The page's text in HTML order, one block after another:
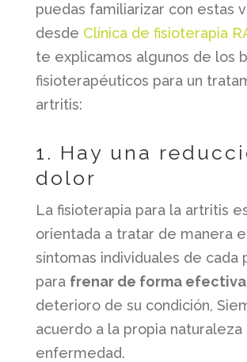
puedas familiarizar con estas
desde Clínica de fisioterapia
te explicamos algunos de los
fisioterapéuticos para un
artritis:
1. Hay una
dolor
La fisioterapia para la artritis
orientada a tratar de manera
síntomas individuales de cada
para frenar de forma efectiva
deterioro de su condición,
acuerdo a la propia naturaleza
enfermedad.